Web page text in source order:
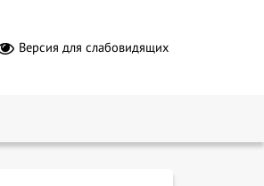
Версия для слабовидящих